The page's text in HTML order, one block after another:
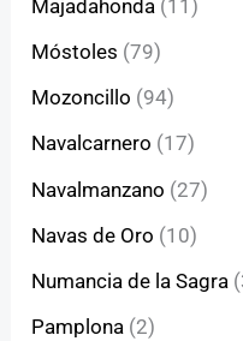
Majadahonda (11)
Móstoles (79)
Mozoncillo (94)
Navalcarnero (17)
Navalmanzano (27)
Navas de Oro (10)
Numancia de la Sagra
Pamplona (2)